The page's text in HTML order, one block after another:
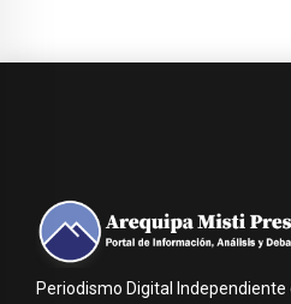
Periodismo Digital